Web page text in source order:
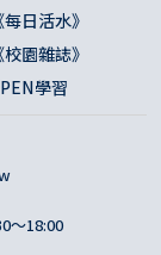
每日活水》
校園雜誌》
學習
～18:00